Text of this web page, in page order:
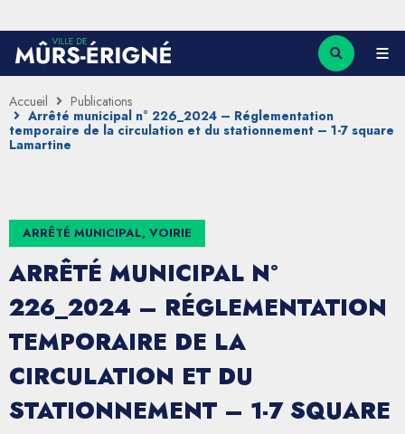
Accueil
Publications
Arrêté municipal n° 226_2024 – Réglementation
temporaire de la circulation et du stationnement – 1-7 square
Lamartine
ARRÊTÉ MUNICIPAL, VOIRIE
ARRÊTÉ MUNICIPAL N°
226_2024 – RÉGLEMENTATION
TEMPORAIRE DE LA
CIRCULATION ET DU
STATIONNEMENT – 1-7 SQUARE